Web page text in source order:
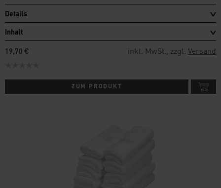
Details
Inhalt
19,70 €
inkl. MwSt., zzgl. Versand
ZUM PRODUKT